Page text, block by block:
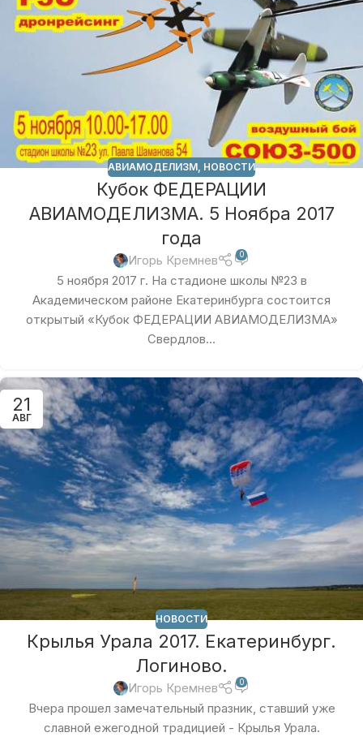
АВИАМОДЕЛИЗМ НОВОСТИ
Кубок ФЕДЕРАЦИИ
АВИАМОДЕЛИЗМА. 5 Ноябра 2017
года
Игорь Кремнев 0
5 ноября 2017 г. На стадионе школы №23 в
Академическом районе Екатеринбурга состоится
открытый «Кубок ФЕДЕРАЦИИ АВИАМОДЕЛИЗМА»
Свердлов...
21
АВГ
НОВОСТИ
Крылья Урала 2017. Екатеринбург.
Логиново.
Игорь Кремнев 0
Вчера прошел замечательный празник, ставший уже
славной ежегодной традицией - Крылья Урала.